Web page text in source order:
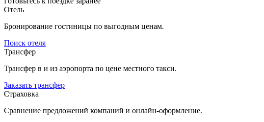
Отель
Бронирование гостиницы по выгодным ценам.
Поиск отеля
Трансфер
Трансфер в и из аэропорта по цене местного такси.
Заказать трансфер
Страховка
Сравнение предложений компаний и онлайн-оформление.